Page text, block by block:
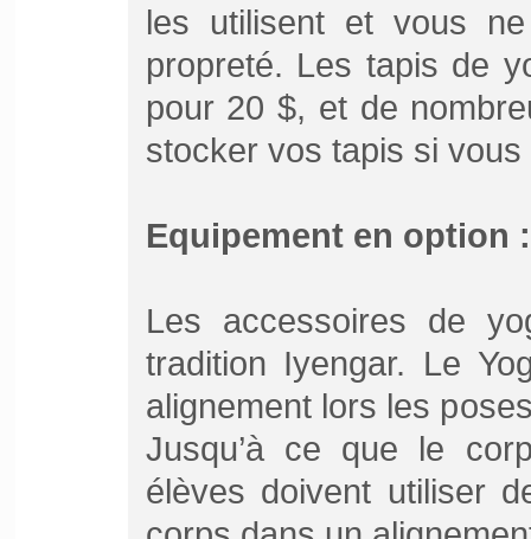
les utilisent et vous
propreté. Les tapis de
pour 20 $, et de
stocker vos tapis si
Equipement en option :
Les accessoires de
tradition Iyengar. Le
alignement lors les
Jusqu’à ce que le
élèves doivent utiliser